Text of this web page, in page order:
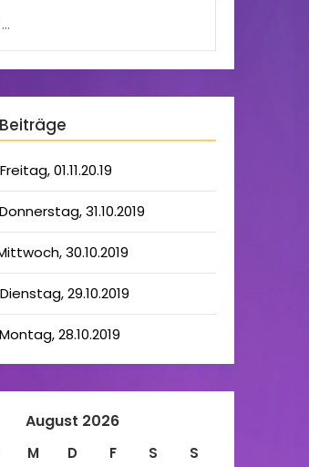
01.11.20.19
31.10.2019
30.10.2019
29.10.2019
28.10.2019
August 2026
M D F S
S